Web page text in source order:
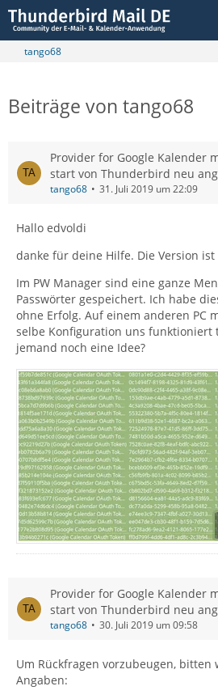
tango68
Beiträge von tango68
Provider for Google Kalender
start von Thunderbird neu
tango68 31. Juli 2019 um 22:09
Hallo edvoldi
danke für deine Hilfe. Die Version ist
Im PW Manager sind eine ganze
Passwörter gespeichert. Ich habe
ohne Erfolg. Auf einem anderen PC
selbe Konfiguration uns funktioniert
jemand noch eine Idee?
Provider for Google Kalender
start von Thunderbird neu
tango68 30. Juli 2019 um 09:58
Um Rückfragen vorzubeugen, bitten
Angaben: